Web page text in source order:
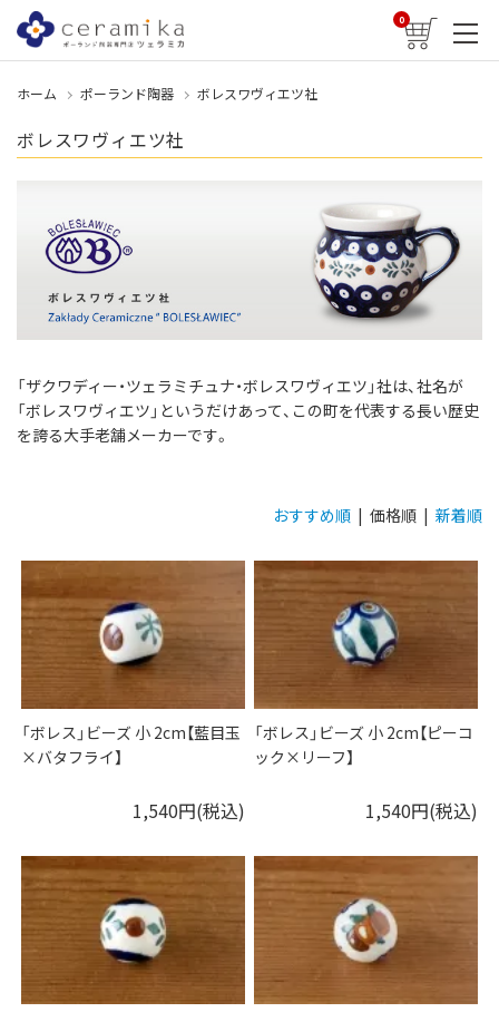
0
ホーム ポーランド陶器 ボレスワヴィエツ社
ボレスワヴィエツ社
「ザクワディー・ツェラミチュナ・ボレスワヴィエツ」社は、社名が
「ボレスワヴィエツ」というだけあって、この町を代表する長い歴史
を誇る大手老舗メーカーです。
おすすめ順 | 価格順 | 新着順
「ボレス」ビーズ 小 2cm【藍目玉
×バタフライ】
1,540円(税込)
「ボレス」ビーズ 小 2cm【ピーコ
ック×リーフ】
1,540円(税込)